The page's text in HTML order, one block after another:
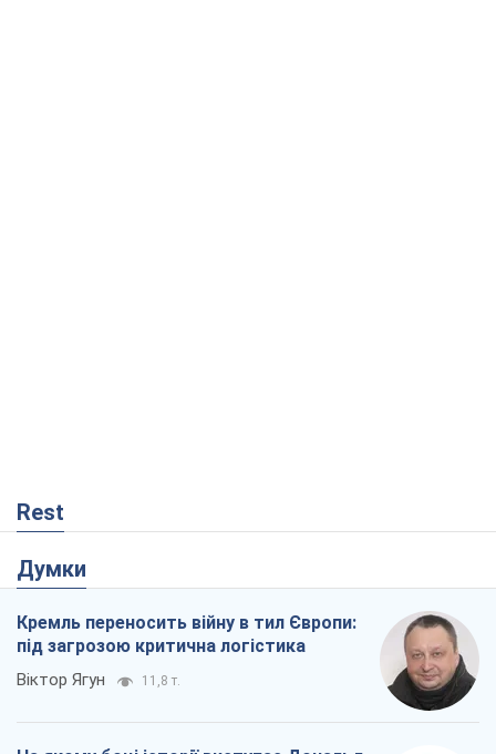
Rest
Думки
Кремль переносить війну в тил Європи:
під загрозою критична логістика
Віктор Ягун 11,8 т.